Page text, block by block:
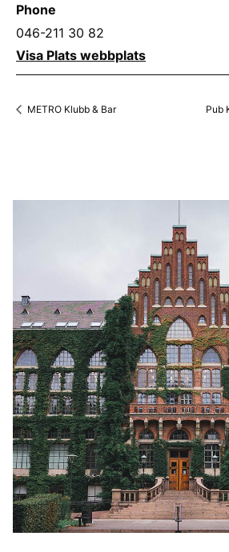
Phone
046-211 30 82
Visa Plats webbplats
METRO Klubb & Bar Pub